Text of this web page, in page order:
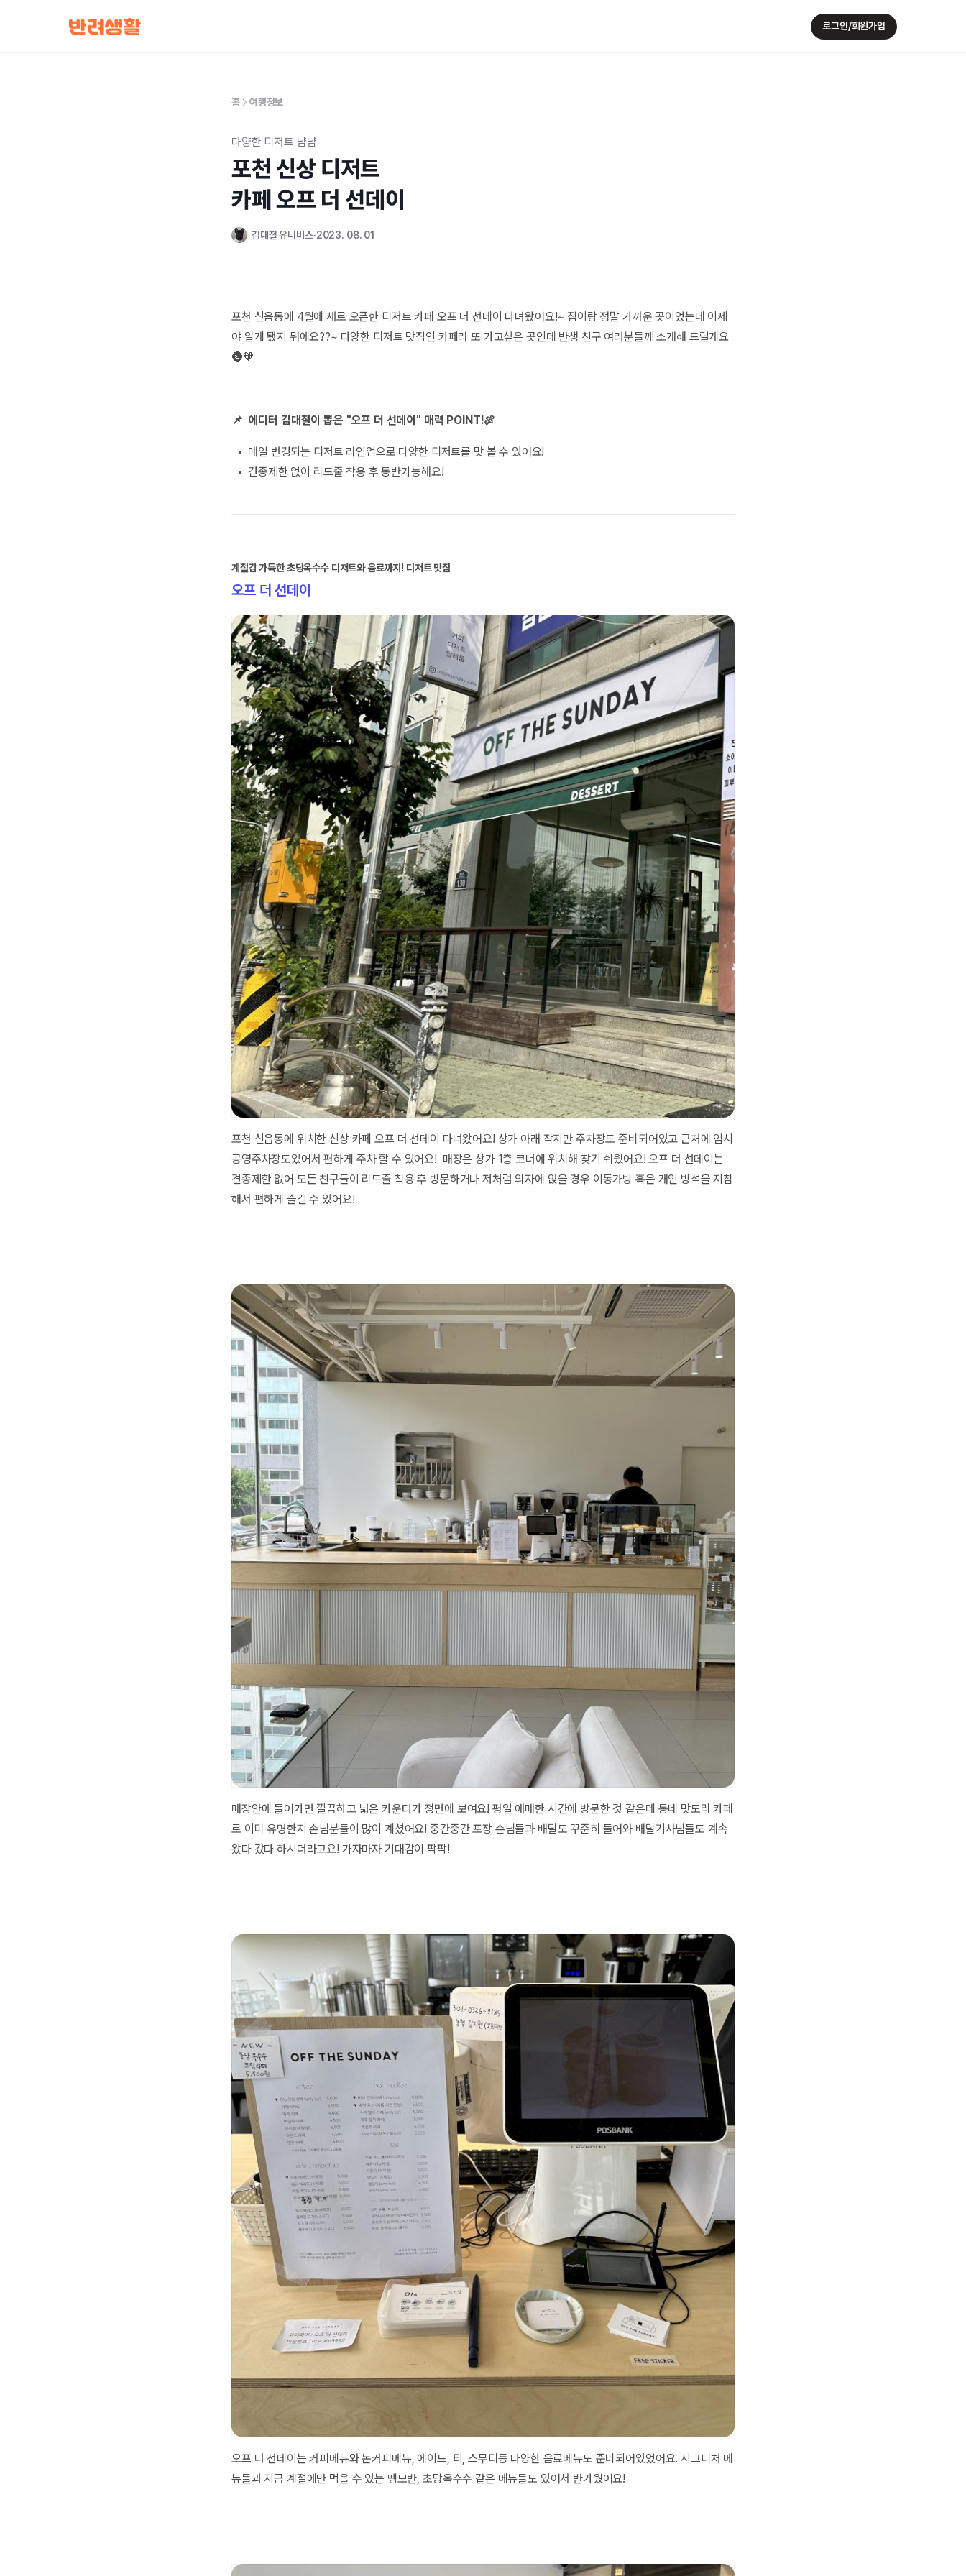
로그인/회원가입
홈 여행정보
다양한 디저트 냠냠
포천 신상 디저트
카페 오프 더 선데이
김대철 유니버스 2023. 08. 01
포천 신읍동에 4월에 새로 오픈한 디저트 카페 오프 더 선데이 다녀왔어요!~ 집이랑 정말 가까운 곳이었는데 이제
야 알게 됐지 뭐에요??~ 다양한 디저트 맛집인 카페라 또 가고싶은 곳인데 반생 친구 여러분들께 소개해 드릴게요
🌚🧡
📌 에디터 김대철이 뽑은 "오프 더 선데이" 매력 POINT!🍖
• 매일 변경되는 디저트 라인업으로 다양한 디저트를 맛 볼 수 있어요!
• 견종제한 없이 리드줄 착용 후 동반가능해요!
계절감 가득한 초당옥수수 디저트와 음료까지! 디저트 맛집
오프 더 선데이
포천 신읍동에 위치한 신상 카페 오프 더 선데이 다녀왔어요! 상가 아래 작지만 주차장도 준비되어있고 근처에 임시
공영주차장도있어서 편하게 주차 할 수 있어요! 매장은 상가 1층 코너에 위치해 찾기 쉬웠어요! 오프 더 선데이는
견종제한 없어 모든 친구들이 리드줄 착용 후 방문하거나 저처럼 의자에 앉을 경우 이동가방 혹은 개인 방석을 지참
해서 편하게 즐길 수 있어요!
매장안에 들어가면 깔끔하고 넓은 카운터가 정면에 보여요! 평일 애매한 시간에 방문한 것 같은데 동네 맛도리 카페
로 이미 유명한지 손님분들이 많이 계셨어요! 중간중간 포장 손님들과 배달도 꾸준히 들어와 배달기사님들도 계속
왔다 갔다 하시더라고요! 가자마자 기대감이 팍팍!
오프 더 선데이는 커피메뉴와 논커피메뉴, 에이드, 티, 스무디등 다양한 음료메뉴도 준비되어있었어요. 시그니처 메
뉴들과 지금 계절에만 먹을 수 있는 땡모반, 초당옥수수 같은 메뉴들도 있어서 반가웠어요!